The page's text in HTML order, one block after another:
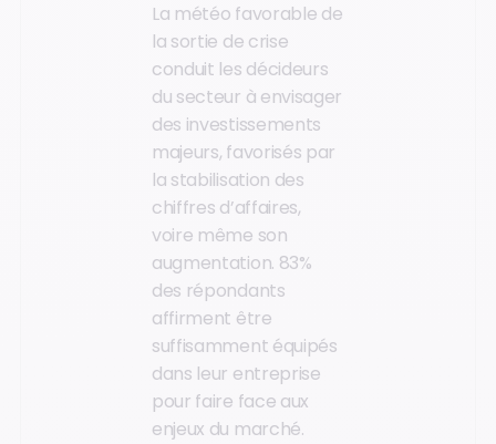
La météo favorable de
la sortie de crise
conduit les décideurs
du secteur à envisager
des investissements
majeurs, favorisés par
la stabilisation des
chiffres d’affaires,
voire même son
augmentation. 83%
des répondants
affirment être
suffisamment équipés
dans leur entreprise
pour faire face aux
enjeux du marché.